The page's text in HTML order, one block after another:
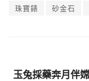
珠寶錶 砂金石
玉兔採藥奔月伴